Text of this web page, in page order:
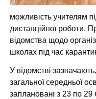
можливість учителям
дистанційної роботи.
відомства щодо
школах під час
У відомстві
загальної середньої
заплановані з 23 по 29